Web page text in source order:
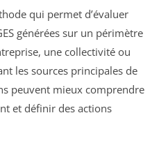
qui permet d’évaluer
générées sur un périmètre
une collectivité ou
les sources principales de
peuvent mieux comprendre
et définir des actions